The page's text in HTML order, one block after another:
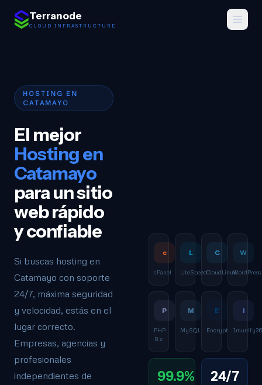
Terranode
CLOUD INFRASTRUCTURE
HOSTING EN
CATAMAYO
El mejor
Hosting en
Catamayo
para un sitio
web rápido
y confiable
Si buscas hosting en
Catamayo con soporte
24/7, máxima seguridad
y velocidad, estás en el
lugar correcto.
Empresas, agencias y
profesionales
independientes de
c
cPanel
L
LiteSpeed
C
CloudLinux
W
WordPress
P
PHP
8.x
M
MySQL
E
Encrypt
I
99.9% 24/7